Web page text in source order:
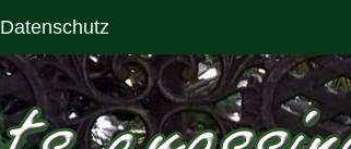
Datenschutz